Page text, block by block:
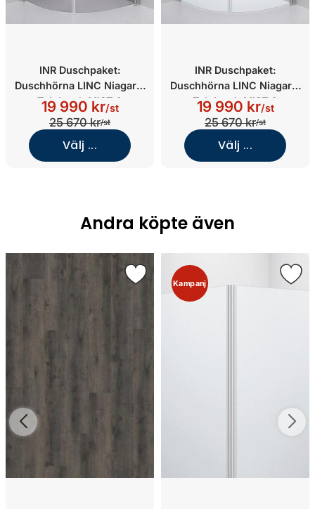
INR Duschpaket:
Duschhörna LINC Niagara,
Takdusch MIST &
Duschförvaring PILE
(800x1000/Grått
glas/Blankpolerad)
19 990 kr/st
25 670 kr/st
Välj ...
INR Duschpaket:
Duschhörna LINC Niagara,
Takdusch MIST &
Duschförvaring PILE
(800x800/Klarglas/Blankp
olerad)
19 990 kr/st
25 670 kr/st
Välj ...
Andra köpte även
Kampanj